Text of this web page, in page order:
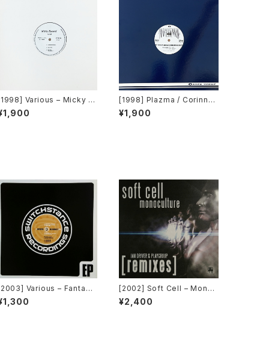
Various – Micky R
Vol.25 [Micky Rec
[1998] Plazma / Corinne
– Getting Married (Ding D
ong Ding) / Rescue Me
¥1,900
Various – Fantasti
Freeriding 2 EP 1 [Switc
Recordings]
[2002] Soft Cell – Monoc
ulture (Jan Driver & Play
group Remixes) [3 Lank
¥2,400